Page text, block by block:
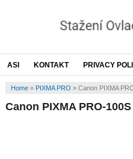
ASI KONTAKT PRIVACY
Home» PIXMA PRO » Canon PIXMA
Canon PIXMA PRO-